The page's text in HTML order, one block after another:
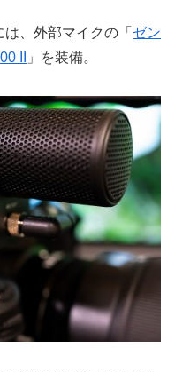
、外部マイクの「 ゼン
II
」を装備。